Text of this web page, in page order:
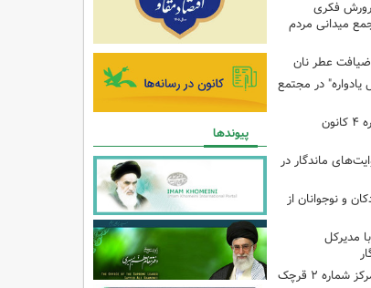
فکری
میدانی مردم
عطر نان
در مجتمع
برنامه با مادران در مرکز شماره ۴ کانون
ماندگار در
و نوجوانان از
مدیرکل
۲ قرچک
پیوندها